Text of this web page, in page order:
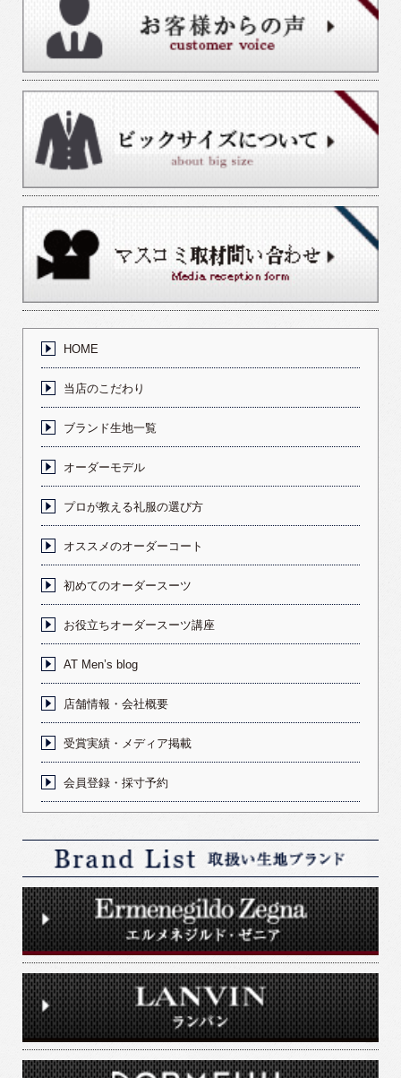
HOME
当店のこだわり
ブランド生地一覧
オーダーモデル
プロが教える礼服の選び方
オススメのオーダーコート
初めてのオーダースーツ
お役立ちオーダースーツ講座
AT Men’s blog
店舗情報・会社概要
受賞実績・メディア掲載
会員登録・採寸予約